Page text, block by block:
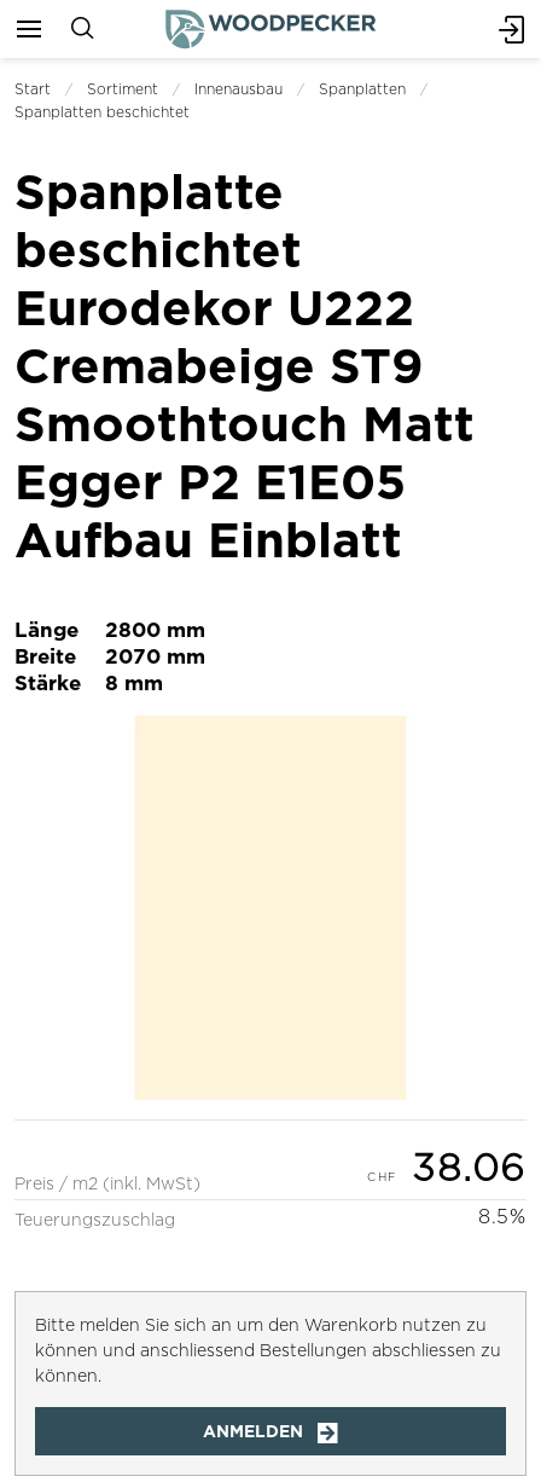
Start Sortiment Innenausbau
Spanplatten
Spanplatten beschichtet
Spanplatte
beschichtet
Eurodekor U222
Cremabeige ST9
Smoothtouch Matt
Egger P2 E1E05
Aufbau Einblatt
Länge
2800 mm
Breite
2070 mm
Stärke
8 mm
Preis / m2 (inkl. MwSt) 38.06
Teuerungszuschlag 8.5%
Bitte melden Sie sich an um den Warenkorb nutzen zu
können und anschliessend Bestellungen abschliessen zu
können.
ANMELDEN